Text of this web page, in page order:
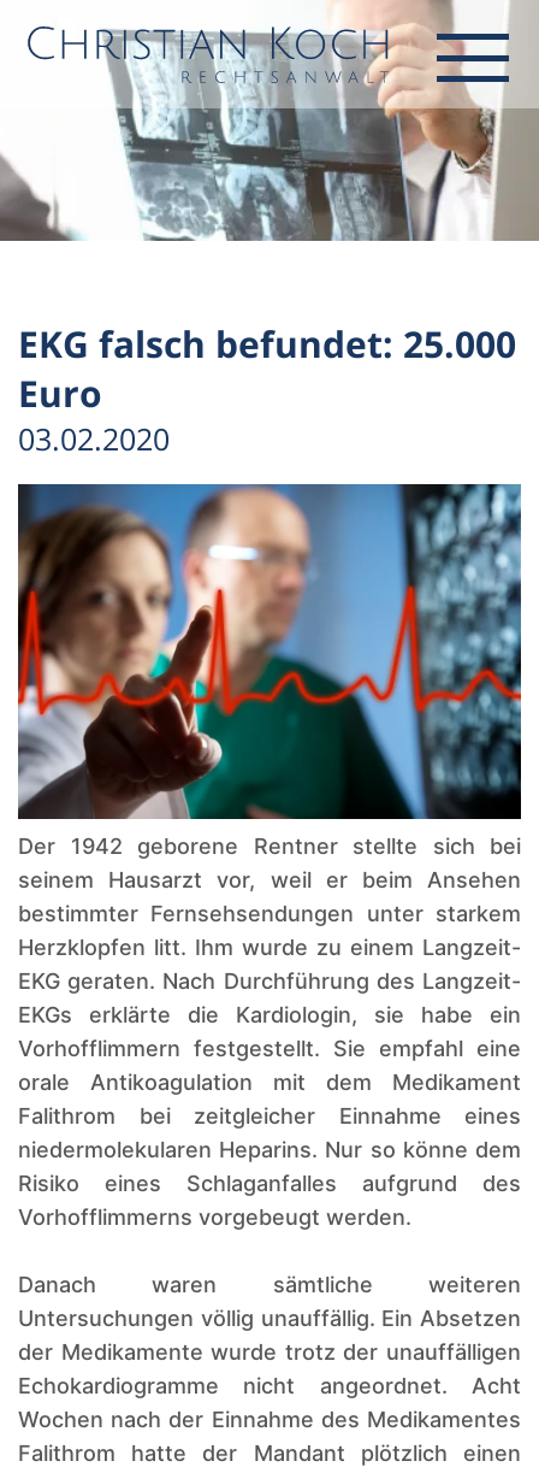
EKG falsch befundet: 25.000
Euro
03.02.2020
Der 1942 geborene Rentner stellte sich bei
seinem Hausarzt vor, weil er beim Ansehen
bestimmter Fernsehsendungen unter starkem
Herzklopfen litt. Ihm wurde zu einem Langzeit-
EKG geraten. Nach Durchführung des Langzeit-
EKGs erklärte die Kardiologin, sie habe ein
Vorhofflimmern festgestellt. Sie empfahl eine
orale Antikoagulation mit dem Medikament
Falithrom bei zeitgleicher Einnahme eines
niedermolekularen Heparins. Nur so könne dem
Risiko eines Schlaganfalles aufgrund des
Vorhofflimmerns vorgebeugt werden.
Danach waren sämtliche weiteren
Untersuchungen völlig unauffällig. Ein Absetzen
der Medikamente wurde trotz der unauffälligen
Echokardiogramme nicht angeordnet. Acht
Wochen nach der Einnahme des Medikamentes
Falithrom hatte der Mandant plötzlich einen